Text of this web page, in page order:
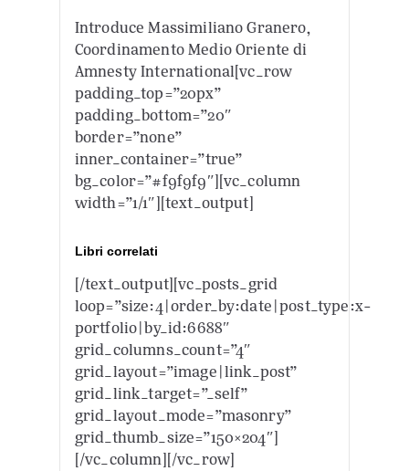
Introduce Massimiliano Granero,
Coordinamento Medio Oriente di
Amnesty International[vc_row
padding_top=”20px”
padding_bottom=”20″
border=”none”
inner_container=”true”
bg_color=”#f9f9f9″][vc_column
width=”1/1″][text_output]
Libri correlati
[/text_output][vc_posts_grid
loop=”size:4|order_by:date|post_type:x-
portfolio|by_id:6688″
grid_columns_count=”4″
grid_layout=”image|link_post”
grid_link_target=”_self”
grid_layout_mode=”masonry”
grid_thumb_size=”150×204″]
[/vc_column][/vc_row]